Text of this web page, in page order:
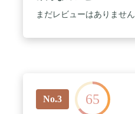
まだレビューはありません
No.3 65